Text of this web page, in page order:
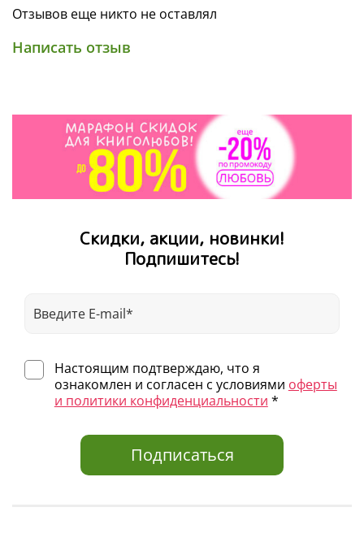
Интересные факты о поездах и автомобилях
История создания разных видов транспорта
Игра «найди и покажи»
Разовьет эрудицию и любопытство
Возраст 5–7 лет
Отзывов еще никто не оставлял
Написать отзыв
Скидки, акции, новинки!
Подпишитесь!
Настоящим подтверждаю, что я
ознакомлен и согласен с условиями оферты
и политики конфиденциальности *
Подписаться